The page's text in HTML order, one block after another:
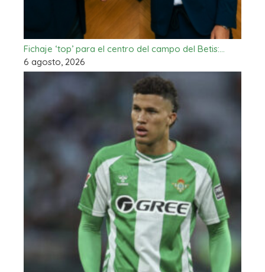
Fichaje ‘top’ para el centro del campo del Betis:…
6 agosto, 2026